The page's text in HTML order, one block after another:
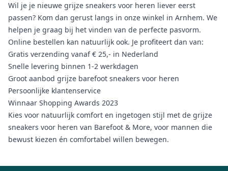
Wil je je nieuwe grijze sneakers voor heren liever eerst
passen? Kom dan gerust langs in onze winkel in Arnhem. We
helpen je graag bij het vinden van de perfecte pasvorm.
Online bestellen kan natuurlijk ook. Je profiteert dan van:
Gratis verzending vanaf € 25,- in Nederland
Snelle levering binnen 1-2 werkdagen
Groot aanbod grijze barefoot sneakers voor heren
Persoonlijke klantenservice
Winnaar Shopping Awards 2023
Kies voor natuurlijk comfort en ingetogen stijl met de grijze
sneakers voor heren van Barefoot & More, voor mannen die
bewust kiezen én comfortabel willen bewegen.